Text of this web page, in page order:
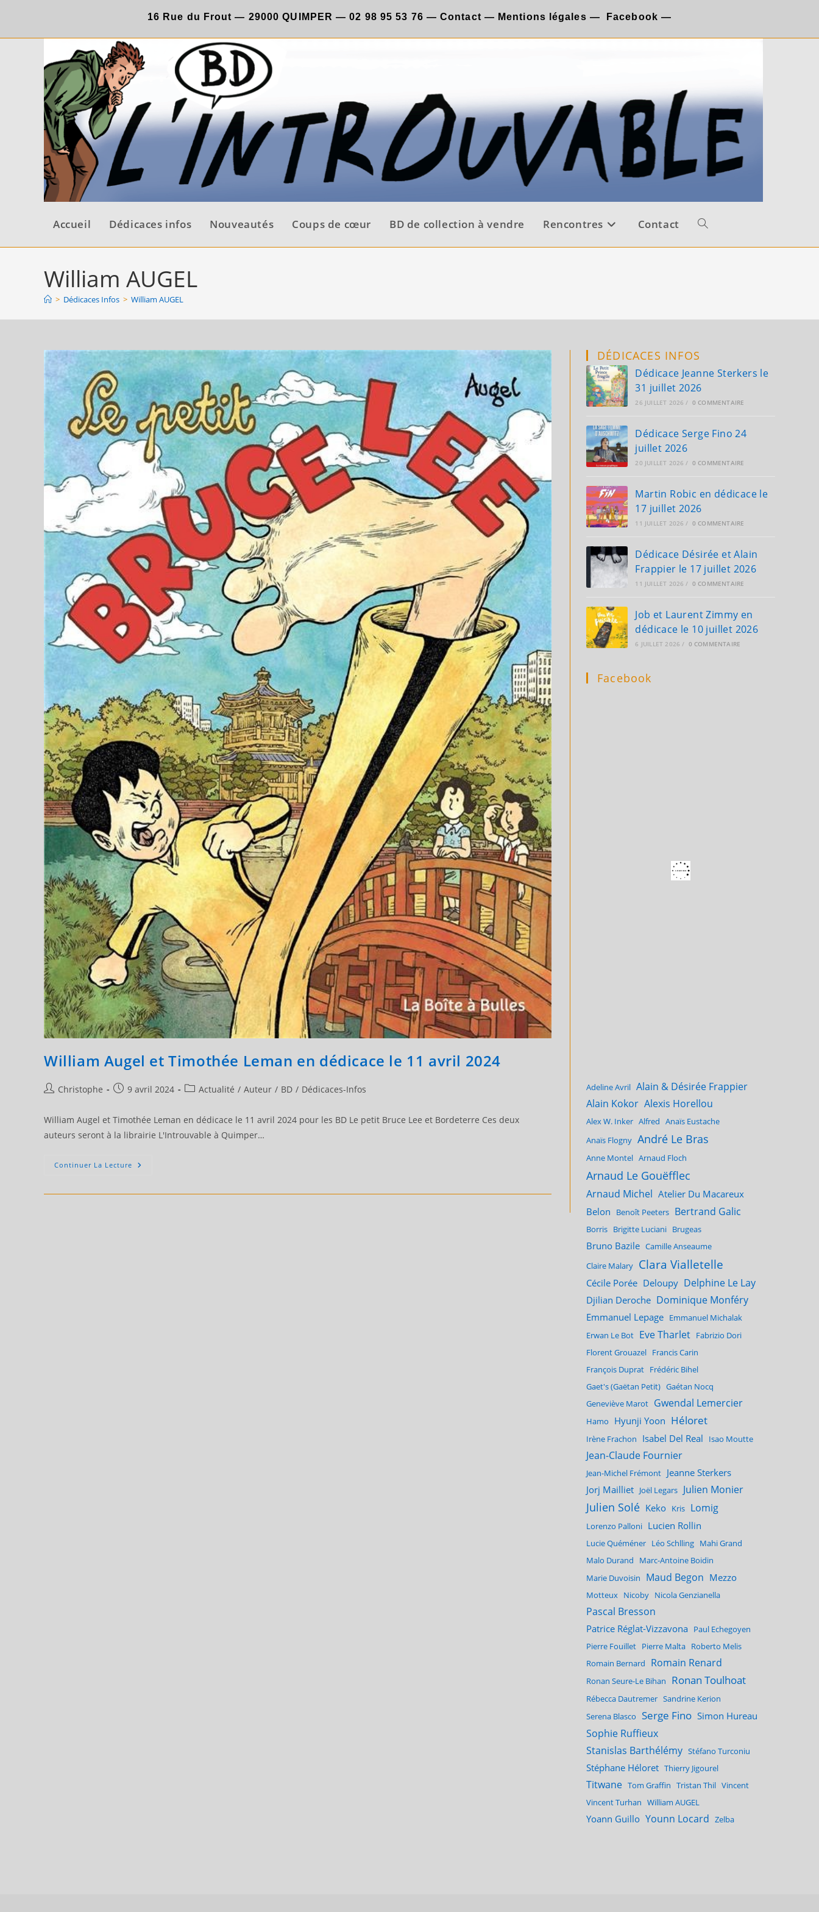
content
16 Rue du Frout — 29000 QUIMPER —02 98 95 53 76 — Contact — Mentions légales — Facebook —
Accueil Dédicaces infos Nouveautés Coups de cœur BD de collection à vendre Rencontres Contact Toggle
William AUGEL
> Dédicaces Infos > William AUGEL
William Augel et Timothée Leman en dédicace le 11 avril 2024
Auteur/autrice
publication :
Christophe
Publication
9 avril 2024
PostActualité / Auteur / BD / Dédicaces-Infos
William Augel et Timothée Leman en dédicace le 11 avril 2024 pour les BD Le petit Bruce Lee et Bordeterre Ces deux
auteurs seront à la librairie L'Introuvable à Quimper…
Continuer La Lecture William
DÉDICACES INFOS
Dédicace Jeanne Sterkers le
31 juillet 2026
26 JUILLET 2026 / 0 COMMENTAIRE
Dédicace Serge Fino 24
juillet 2026
20 JUILLET 2026 / 0 COMMENTAIRE
Martin Robic en dédicace le
17 juillet 2026
11 JUILLET 2026 / 0 COMMENTAIRE
Dédicace Désirée et Alain
Frappier le 17 juillet 2026
11 JUILLET 2026 / 0 COMMENTAIRE
Job et Laurent Zimmy en
dédicace le 10 juillet 2026
6 JUILLET 2026 / 0 COMMENTAIRE
Facebook
Adeline Avril Alain & Désirée Frappier
Alain Kokor Alexis Horellou
Alex W. Inker Alfred Anaïs Eustache
Anaïs Flogny André Le Bras
Anne Montel Arnaud Floch
Arnaud Le Gouëfflec
Arnaud Michel Atelier Du Macareux
Belon
Benoît Peeters Bertrand Galic
Borris Brigitte Luciani Brugeas
Bruno Bazile Camille Anseaume
Claire Malary Clara Vialletelle
Cécile Porée Deloupy Delphine Le Lay
Djilian Deroche Dominique Monféry
Emmanuel Lepage Emmanuel Michalak
Erwan Le Bot Eve Tharlet Fabrizio Dori
Florent Grouazel Francis Carin
François Duprat Frédéric Bihel
Gaet's (Gaëtan Petit) Gaétan Nocq
Geneviève Marot Gwendal Lemercier
Hamo Hyunji Yoon Héloret
Irène Frachon Isabel Del Real Isao Moutte
Jean-Claude Fournier
Jean-Michel Frémont Jeanne Sterkers
Jorj Mailliet Joël Legars Julien Monier
Julien Solé Keko Kris Lomig
Lorenzo Palloni Lucien Rollin
Lucie Quéméner Léo Schlling Mahi Grand
Malo Durand
Marc-Antoine Boidin
Marie Duvoisin
Maud Begon Mezzo
Motteux Nicoby Nicola Genzianella
Pascal Bresson
Patrice Réglat-Vizzavona Paul Echegoyen
Pierre Fouillet Pierre Malta Roberto Melis
Romain Bernard
Romain Renard
Ronan Seure-Le Bihan Ronan Toulhoat
Rébecca Dautremer Sandrine Kerion
Serena Blasco Serge Fino Simon Hureau
Sophie Ruffieux
Stanislas Barthélémy Stéfano Turconiu
Stéphane Héloret Thierry Jigourel
Titwane Tom Graffin Tristan Thil Vincent
Vincent Turhan William AUGEL
Yoann Guillo Younn Locard Zelba